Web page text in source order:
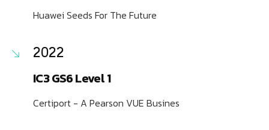
Huawei Seeds For The Future
2022
IC3 GS6 Level 1
Certiport - A Pearson VUE Busines